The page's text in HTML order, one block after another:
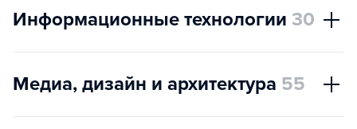
Информационные технологии 30
Медиа, дизайн и архитектура 55